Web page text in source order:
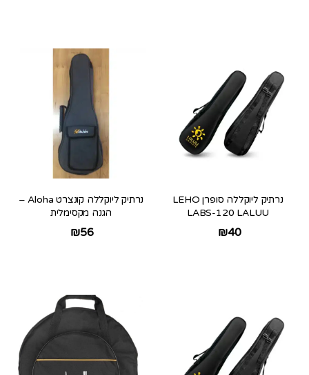
נרתיק ליוקללה סופרן LEHO
LABS-120 LALUU
₪40
נרתיק ליוקללה קונצרט Aloha –
הגנה מקסימלית
₪56